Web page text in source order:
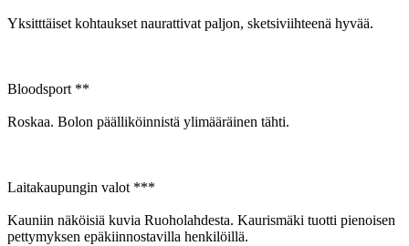
Yksitttäiset kohtaukset naurattivat paljon, sketsiviihteenä hyvää.
Bloodsport **
Roskaa. Bolon päälliköinnistä ylimääräinen tähti.
Laitakaupungin valot ***
Kauniin näköisiä kuvia Ruoholahdesta. Kaurismäki tuotti pienoisen
pettymyksen epäkiinnostavilla henkilöillä.